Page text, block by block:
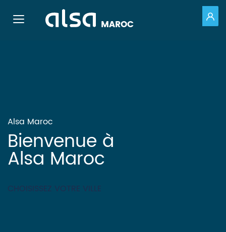
Toggle navigation MAROC
Alsa Maroc
Bienvenue à
Alsa Maroc
CHOISISSEZ VOTRE VILLE